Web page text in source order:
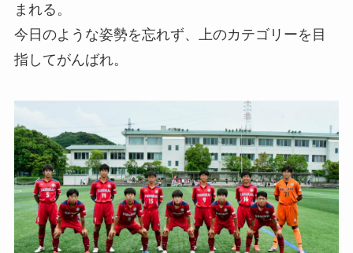
まれる。
今日のような姿勢を忘れず、上のカテゴリーを目
指してがんばれ。